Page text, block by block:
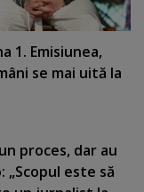
1. Emisiunea,
se mai uită la
proces, dar au
este să